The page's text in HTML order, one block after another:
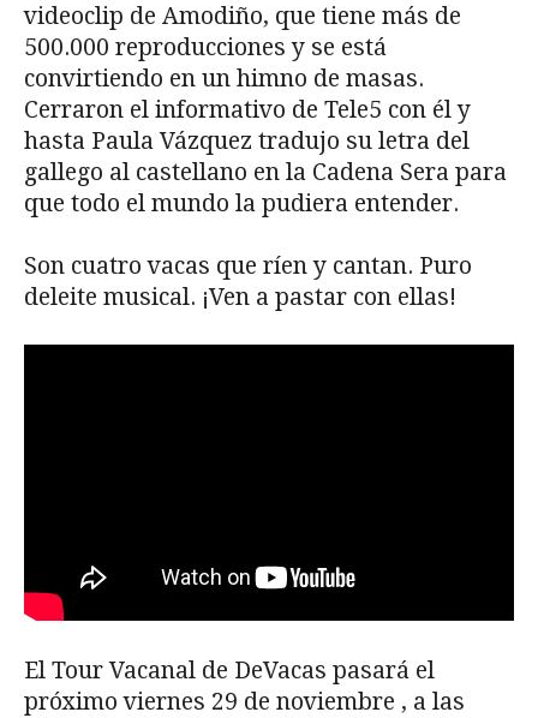
videoclip de Amodiño, que tiene más de
500.000 reproducciones y se está
convirtiendo en un himno de masas.
Cerraron el informativo de Tele5 con él y
hasta Paula Vázquez tradujo su letra del
gallego al castellano en la Cadena Sera para
que todo el mundo la pudiera entender.
Son cuatro vacas que ríen y cantan. Puro
deleite musical. ¡Ven a pastar con ellas!
El Tour Vacanal de DeVacas pasará el
próximo viernes 29 de noviembre , a las